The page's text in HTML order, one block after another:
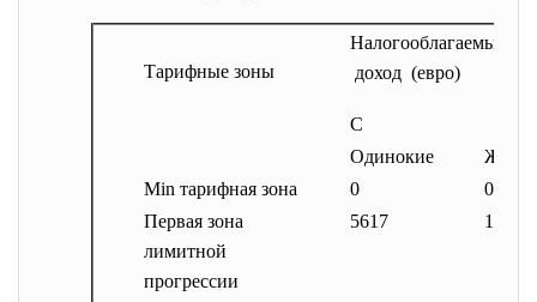
Тарифные зоны
Налогооблагаемый
доход (евро)
С
Одинокие
Min тарифная зона
0
0
Первая зона
лимитной
прогрессии
5617 11233